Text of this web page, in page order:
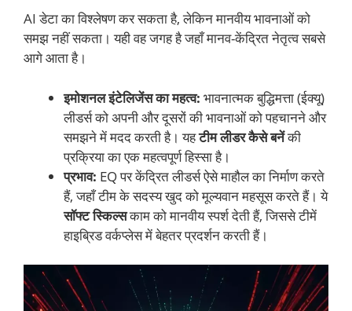
AI डेटा का विश्लेषण कर सकता है, लेकिन मानवीय भावनाओं को
समझ नहीं सकता। यही वह जगह है जहाँ मानव-केंद्रित नेतृत्व सबसे
आगे आता है।
इमोशनल इंटेलिजेंस का महत्व: भावनात्मक बुद्धिमत्ता (ईक्यू)
लीडर्स को अपनी और दूसरों की भावनाओं को पहचानने और
समझने में मदद करती है। यहटीम लीडर कैसे बनेंकी
प्रक्रिया का एक महत्वपूर्ण हिस्सा है।
प्रभाव: EQ पर केंद्रित लीडर्स ऐसे माहौल का निर्माण करते
हैं, जहाँ टीम के सदस्य खुद को मूल्यवान महसूस करते हैं। ये
सॉफ्ट स्किल्सकाम को मानवीय स्पर्श देती हैं, जिससे टीमें
हाइब्रिड वर्कप्लेस में बेहतर प्रदर्शन करती हैं।